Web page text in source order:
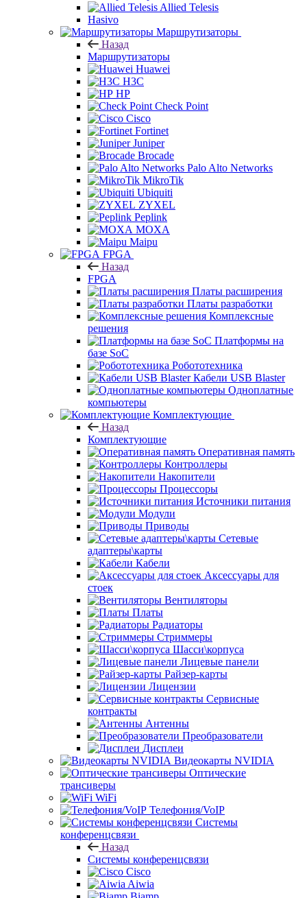
Allied Telesis
Hasivo
Маршрутизаторы
Назад
Маршрутизаторы
Huawei
H3C
HP
Check Point
Cisco
Fortinet
Juniper
Brocade
Palo Alto Networks
MikroTik
Ubiquiti
ZYXEL
Peplink
MOXA
Maipu
FPGA
Назад
FPGA
Платы расширения
Платы разработки
Комплексные
решения
Платформы на
базе SoC
Робототехника
Кабели USB Blaster
Одноплатные
компьютеры
Комплектующие
Назад
Комплектующие
Оперативная память
Контроллеры
Накопители
Процессоры
Источники питания
Модули
Приводы
Сетевые
адаптеры\карты
Кабели
Аксессуары для
стоек
Вентиляторы
Платы
Радиаторы
Стриммеры
Шасси\корпуса
Лицевые панели
Райзер-карты
Лицензии
Сервисные
контракты
Антенны
Преобразователи
Дисплеи
Видеокарты NVIDIA
Оптические
трансиверы
WiFi
Телефония/VoIP
Системы
конференцсвязи
Назад
Системы конференцсвязи
Cisco
Aiwia